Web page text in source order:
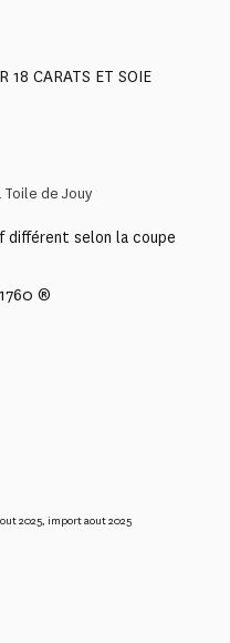
18 CARATS ET SOIE
de Jouy
différent selon la coupe
®
2025, import aout 2025